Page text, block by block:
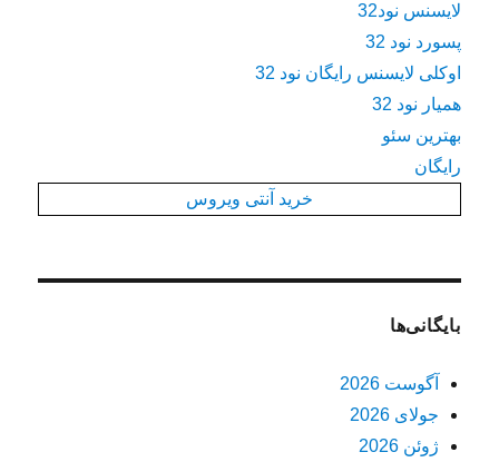
لایسنس نود32
پسورد نود 32
اوکلی لایسنس رایگان نود 32
همیار نود 32
بهترین سئو
رایگان
خرید آنتی ویروس
بایگانی‌ها
آگوست 2026
جولای 2026
ژوئن 2026